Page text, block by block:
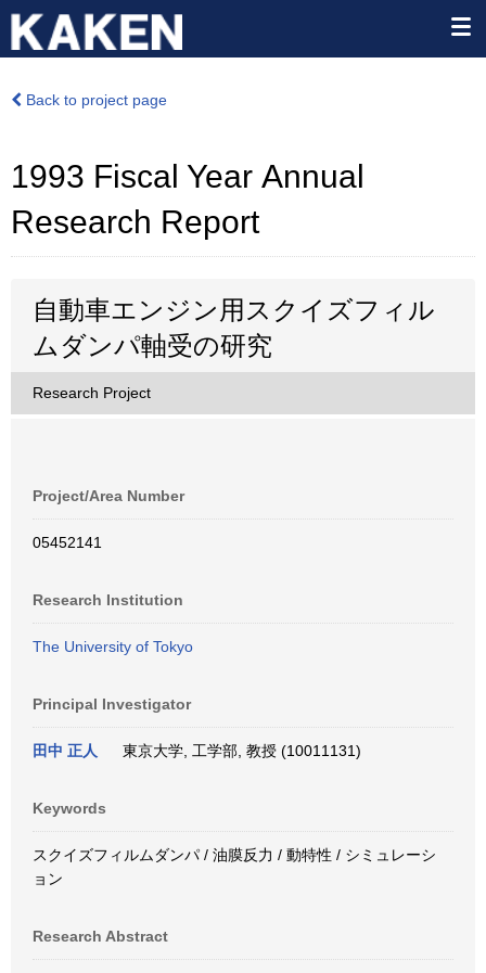
Back to project page
1993 Fiscal Year Annual
Research Report
自動車エンジン用スクイズフィル
ムダンパ軸受の研究
Research Project
Project/Area Number
05452141
Research Institution
The University of Tokyo
Principal Investigator
田中 正人 東京大学, 工学部, 教授 (10011131)
Keywords
スクイズフィルムダンパ / 油膜反力 / 動特性 / シミュレーシ
ョン
Research Abstract